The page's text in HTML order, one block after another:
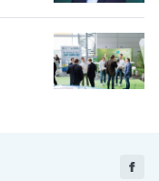
Zu